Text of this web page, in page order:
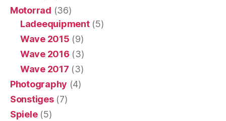
Motorrad (36)
Ladeequipment(5)
Wave 2015 (9)
Wave 2016 (3)
Wave 2017 (3)
Photography (4)
Sonstiges(7)
Spiele(5)